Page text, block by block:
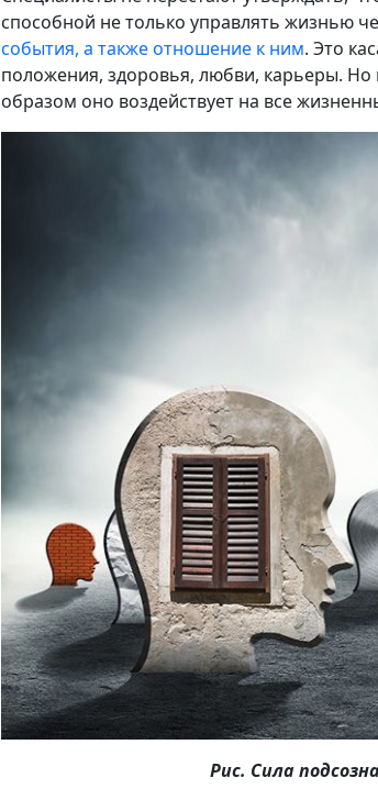
способной не только управлять жизнью
события, а также отношение к ним. Это
положения, здоровья, любви, карьеры. Но
образом оно воздействует на все
Рис. Сила